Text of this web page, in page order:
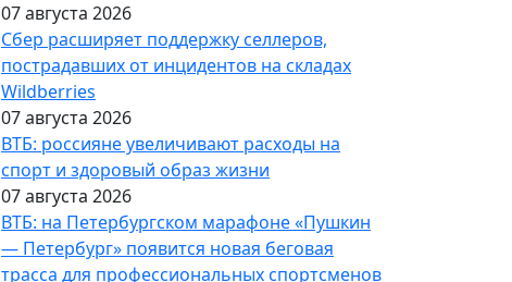
07 августа 2026
Сбер расширяет поддержку селлеров,
пострадавших от инцидентов на складах
Wildberries
07 августа 2026
ВТБ: россияне увеличивают расходы на
спорт и здоровый образ жизни
07 августа 2026
ВТБ: на Петербургском марафоне «Пушкин
— Петербург» появится новая беговая
трасса для профессиональных спортсменов